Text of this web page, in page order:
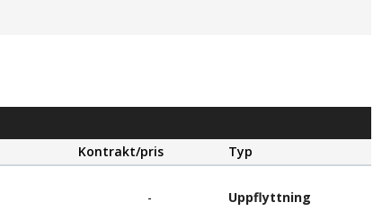
Kontrakt/pris Typ
- Uppflyttning